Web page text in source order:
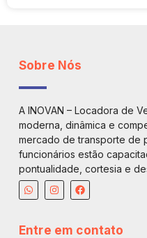
Sobre Nós
A INOVAN – Locadora de
moderna, dinâmica e
mercado de transporte de
funcionários estão
pontualidade, cortesia e
Entre em contato